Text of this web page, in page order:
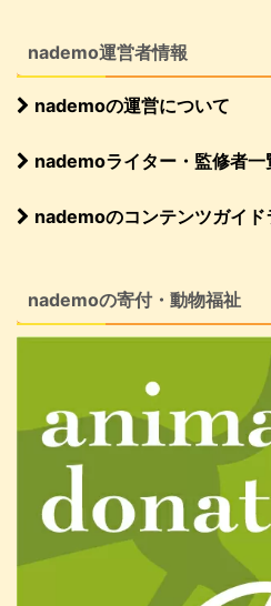
nademo運営者情報
nademoの運営について
nademoライター・監修者一
nademoのコンテンツガイド
nademoの寄付・動物福祉